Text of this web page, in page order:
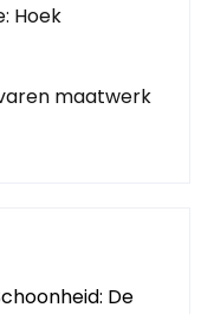
Hoek
maatwerk
De